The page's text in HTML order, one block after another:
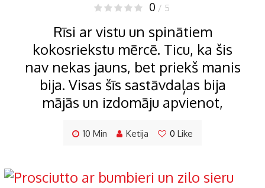
0 / 5
Rīsi ar vistu un spinātiem
kokosriekstu mērcē. Ticu, ka šis
nav nekas jauns, bet priekš manis
bija. Visas šīs sastāvdaļas bija
mājās un izdomāju apvienot,
10 Min Ketija 0 Like